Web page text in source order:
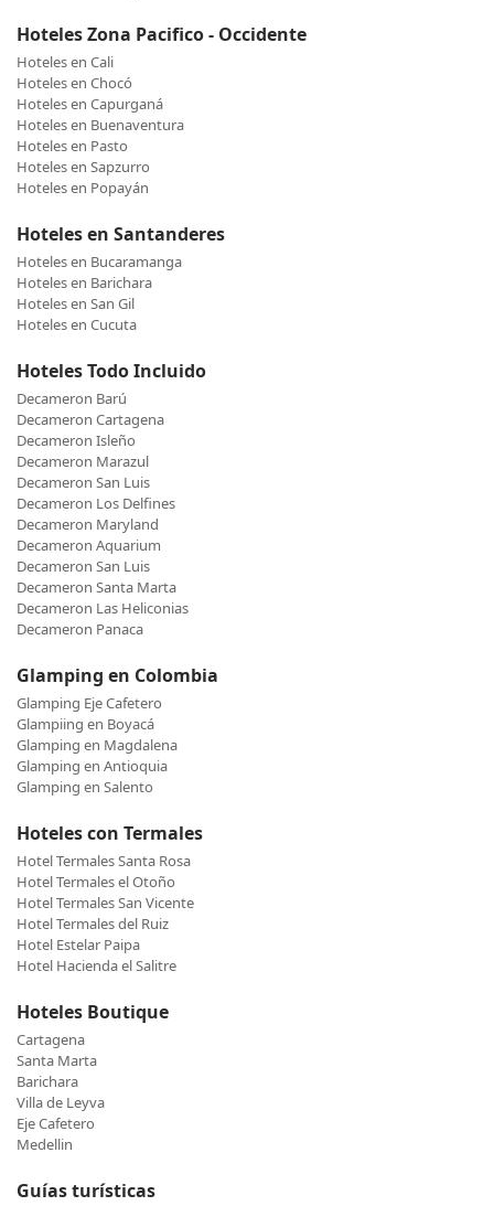
Hoteles Zona Pacifico - Occidente
Hoteles en Cali
Hoteles en Chocó
Hoteles en Capurganá
Hoteles en Buenaventura
Hoteles en Pasto
Hoteles en Sapzurro
Hoteles en Popayán
Hoteles en Santanderes
Hoteles en Bucaramanga
Hoteles en Barichara
Hoteles en San Gil
Hoteles en Cucuta
Hoteles Todo Incluido
Decameron Barú
Decameron Cartagena
Decameron Isleño
Decameron Marazul
Decameron San Luis
Decameron Los Delfines
Decameron Maryland
Decameron Aquarium
Decameron San Luis
Decameron Santa Marta
Decameron Las Heliconias
Decameron Panaca
Glamping en Colombia
Glamping Eje Cafetero
Glampiing en Boyacá
Glamping en Magdalena
Glamping en Antioquia
Glamping en Salento
Hoteles con Termales
Hotel Termales Santa Rosa
Hotel Termales el Otoño
Hotel Termales San Vicente
Hotel Termales del Ruiz
Hotel Estelar Paipa
Hotel Hacienda el Salitre
Hoteles Boutique
Cartagena
Santa Marta
Barichara
Villa de Leyva
Eje Cafetero
Medellin
Guías turísticas